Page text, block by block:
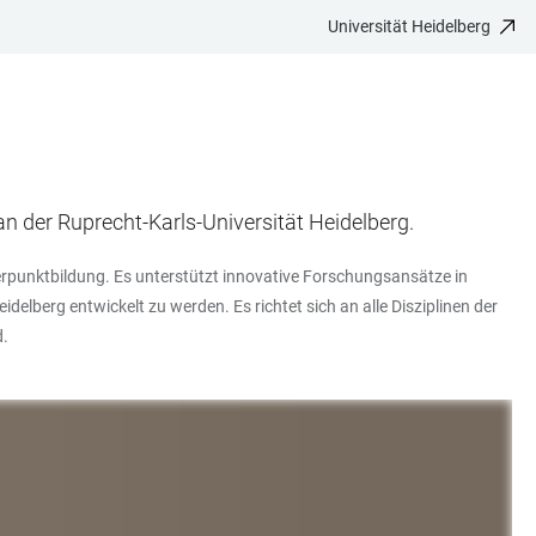
Universität Heidelberg
der Ruprecht-Karls-Universität Heidelberg.
Es unterstützt innovative Forschungsansätze in
entwickelt zu werden. Es richtet sich an alle Disziplinen der